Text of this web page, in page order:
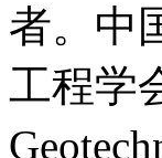
者。中
工程学